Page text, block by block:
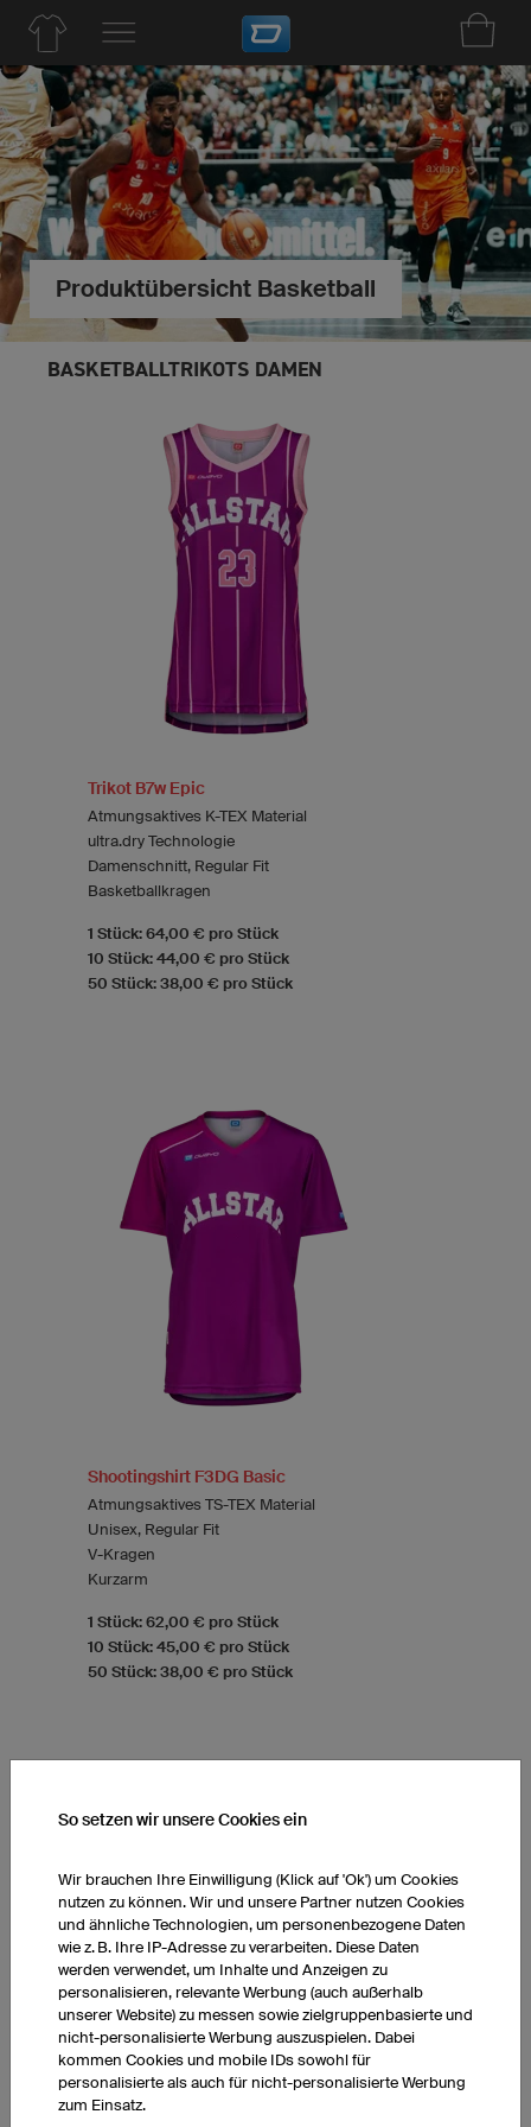
Produktübersicht Basketball
BASKETBALLTRIKOTS DAMEN
Trikot B7w Epic
Atmungsaktives K-TEX Material
ultra.dry Technologie
Damenschnitt, Regular Fit
Basketballkragen
1 Stück: 64,00 € pro Stück
10 Stück: 44,00 € pro Stück
50 Stück: 38,00 € pro Stück
Shootingshirt F3DG Basic
Atmungsaktives TS-TEX Material
Unisex, Regular Fit
V-Kragen
Kurzarm
1 Stück: 62,00 € pro Stück
10 Stück: 45,00 € pro Stück
50 Stück: 38,00 € pro Stück
So setzen wir unsere Cookies ein
Wir brauchen Ihre Einwilligung (Klick auf 'Ok') um Cookies
nutzen zu können. Wir und unsere Partner nutzen Cookies
und ähnliche Technologien, um personenbezogene Daten
wie z. B. Ihre IP-Adresse zu verarbeiten. Diese Daten
werden verwendet, um Inhalte und Anzeigen zu
personalisieren, relevante Werbung (auch außerhalb
unserer Website) zu messen sowie zielgruppenbasierte und
nicht-personalisierte Werbung auszuspielen. Dabei
kommen Cookies und mobile IDs sowohl für
personalisierte als auch für nicht-personalisierte Werbung
zum Einsatz.